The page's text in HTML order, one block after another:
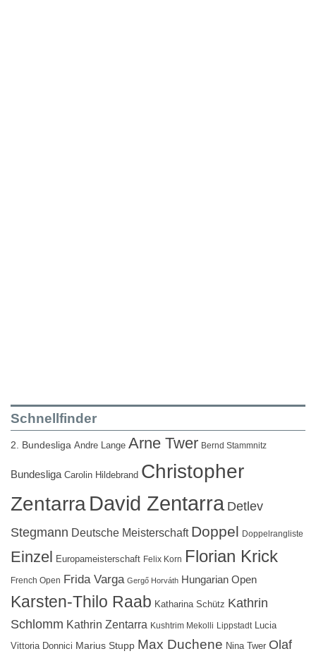
Schnellfinder
2. Bundesliga Andre Lange Arne Twer Bernd Stammnitz
Bundesliga Carolin Hildebrand Christopher
ZentarraDavid Zentarra Detlev
Stegmann Deutsche Meisterschaft Doppel Doppelrangliste
Einzel Europameisterschaft Felix Korn Florian Krick
French Open Frida Varga Gergő Horváth Hungarian Open
Karsten-Thilo Raab Katharina Schütz Kathrin
Schlomm Kathrin Zentarra Kushtrim Mekolli Lippstadt
Lucia
Vittoria Donnici Marius Stupp Max Duchene Nina Twer Olaf